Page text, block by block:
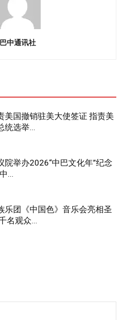
巴中通讯社
美国撤销驻美大使签证 指责美
统选举...
院举办2026“中巴文化年”纪念
...
乐团《中国色》音乐会亮相圣
名观众...